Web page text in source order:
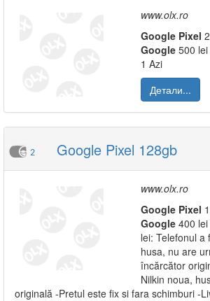
www.olx.ro
Google Pixel
Google 500
1 Azi
Детали...
2 Google Pixel 128gb
www.olx.ro
Google Pixel
Google 400
lei: Telefonul a
husa, nu are
încărcător
Nilkin noua,
originală -Pretul este fix si fara schimburi -